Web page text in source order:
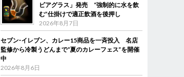
ビアグラス」発売 “強制的に水を飲
む”仕掛けで適正飲酒を後押し
2026年8月7日
セブン‐イレブン、カレー15商品を一斉投入 名店
監修から冷製うどんまで“夏のカレーフェス”を開催
中
2026年8月6日